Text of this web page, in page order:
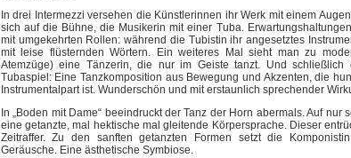
In drei Intermezzi versehen die Künstlerinnen ihr Werk mit einem
sich auf die Bühne, die Musikerin mit einer Tuba.
mit umgekehrten Rollen: während die Tubistin ihr angesetztes
mit leise flüsternden Wörtern. Ein weiteres Mal sieht man zu
Atemzüge) eine Tänzerin, die nur im Geiste tanzt. Und schließlich
Tubaspiel: Eine Tanzkomposition aus Bewegung und Akzenten, die
Instrumentalpart ist. Wunderschön und mit erstaunlich sprechender
In „Boden mit Dame“ beeindruckt der Tanz der Horn abermals. Auf nur
eine getanzte, mal hektische mal gleitende Körpersprache. Dieser
Zeitraffer. Zu den sanften getanzten Formen setzt die
Geräusche. Eine ästhetische Symbiose.